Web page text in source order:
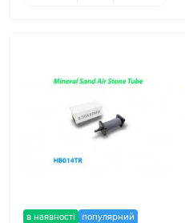
в наявності популярний